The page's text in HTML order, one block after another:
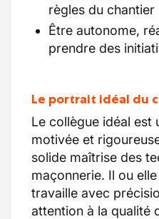
règles du chantier
Être autonome,
prendre des
Le portrait idéal du
Le collègue idéal est
motivée et
solide maîtrise des
maçonnerie. Il ou
travaille avec
attention à la qualité